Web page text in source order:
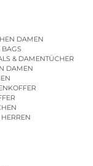
DAMEN
BAGS
& DAMENTÜCHER
DAMEN